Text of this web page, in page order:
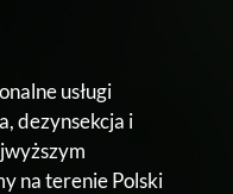
usługi
dezynsekcja i
na terenie Polski